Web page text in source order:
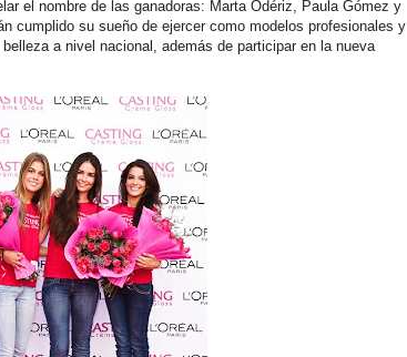
el nombre de las ganadoras: Marta Odériz, Paula Gómez y
cumplido su sueño de ejercer como modelos profesionales y
a nivel nacional, además de participar en la nueva